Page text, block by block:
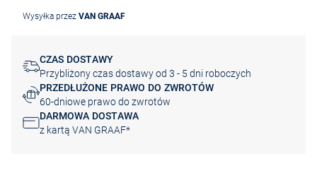
Wysyłka przez VAN GRAAF
CZAS DOSTAWY
Przybliżony czas dostawy od 3 - 5 dni roboczych
PRZEDŁUŻONE PRAWO DO ZWROTÓW
60-dniowe prawo do zwrotów
DARMOWA DOSTAWA
z kartą VAN GRAAF*